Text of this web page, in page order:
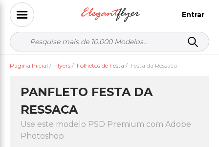
Entrar
Página Inicial / Flyers / Folhetos de Festa / Festa da Ressaca
PANFLETO FESTA DA
RESSACA
Use este modelo PSD Premium com Adobe
Photoshop